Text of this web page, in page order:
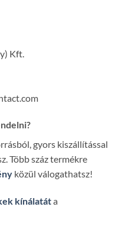
Kft.
gyors kiszállítással
Több száz termékre
közül válogathatsz!
kínálatáta